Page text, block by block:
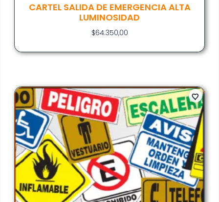
CARTEL SALIDA DE EMERGENCIA ALTA
LUMINOSIDAD
$64.350,00